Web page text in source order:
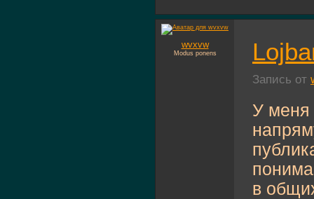
wvxvw
Modus ponens
Запись от
У меня
в